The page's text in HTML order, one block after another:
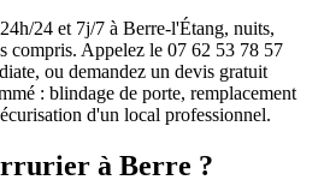
24 et 7j/7 à Berre-l'Étang, nuits,
compris. Appelez le 07 62 53 78 57
ou demandez un devis gratuit
: blindage de porte, remplacement
d'un local professionnel.
à Berre ?